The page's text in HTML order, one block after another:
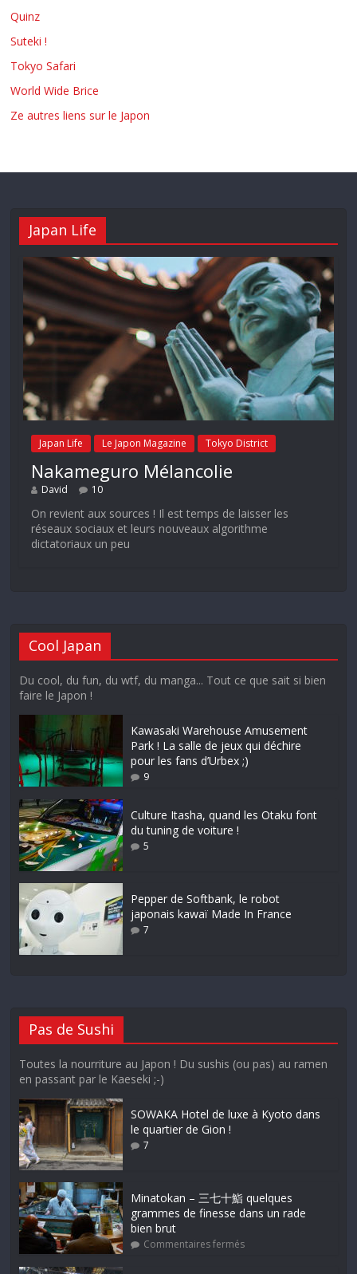
Quinz
Suteki !
Tokyo Safari
World Wide Brice
Ze autres liens sur le Japon
Japan Life
Japan Life Le Japon Magazine Tokyo District
Nakameguro Mélancolie
David 10
On revient aux sources ! Il est temps de laisser les
réseaux sociaux et leurs nouveaux algorithme
dictatoriaux un peu
Cool Japan
Du cool, du fun, du wtf, du manga... Tout ce que sait si bien
faire le Japon !
Kawasaki Warehouse Amusement
Park ! La salle de jeux qui déchire
pour les fans d’Urbex ;)
9
Culture Itasha, quand les Otaku font
du tuning de voiture !
5
Pepper de Softbank, le robot
japonais kawaï Made In France
7
Pas de Sushi
Toutes la nourriture au Japon ! Du sushis (ou pas) au ramen
en passant par le Kaeseki ;-)
SOWAKA Hotel de luxe à Kyoto dans
le quartier de Gion !
7
Minatokan – 三七十鮨 quelques
grammes de finesse dans un rade
bien brut
Commentaires fermés